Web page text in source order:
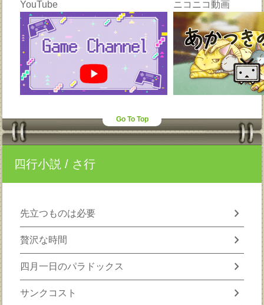
YouTube ニコニコ動画
Go To Top
四行小説 / さ行
先立つものは必要 chevron_right
贅沢な時間 chevron_right
四月一日のパラドックス chevron_right
サンクコスト chevron_right